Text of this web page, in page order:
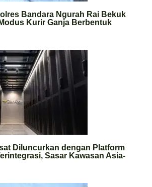
Bandara Ngurah Rai Bekuk
Kurir Ganja Berbentuk
Diluncurkan dengan Platform
Sasar Kawasan Asia-